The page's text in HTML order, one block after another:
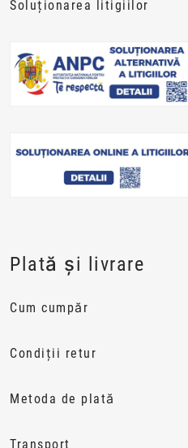
Soluționarea litigiilor
Plată și livrare
Cum cumpăr
Condiții retur
Metoda de plată
Transport